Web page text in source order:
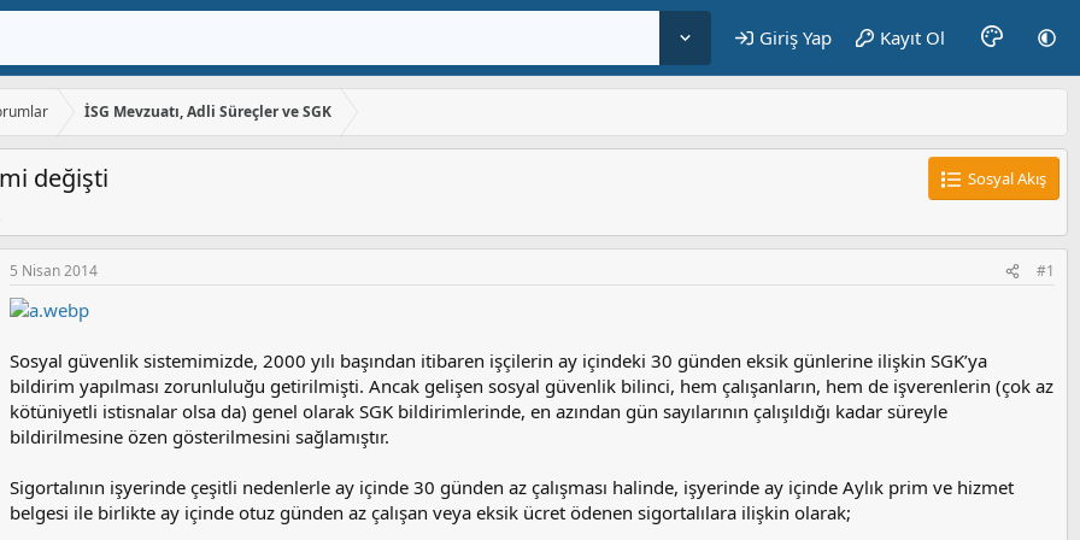
Giriş Yap Kayıt Ol
İSG Mevzuatı, Adli Süreçler ve SGK
değişti
Sosyal Akış
5 Nisan 2014 #1
Sosyal güvenlik sistemimizde, 2000 yılı başından itibaren işçilerin ay içindeki 30 günden eksik günlerine ilişkin SGK’ya
bildirim yapılması zorunluluğu getirilmişti. Ancak gelişen sosyal güvenlik bilinci, hem çalışanların, hem de işverenlerin (çok az
kötüniyetli istisnalar olsa da) genel olarak SGK bildirimlerinde, en azından gün sayılarının çalışıldığı kadar süreyle
bildirilmesine özen gösterilmesini sağlamıştır.
Sigortalının işyerinde çeşitli nedenlerle ay içinde 30 günden az çalışması halinde, işyerinde ay içinde Aylık prim ve hizmet
belgesi ile birlikte ay içinde otuz günden az çalışan veya eksik ücret ödenen sigortalılara ilişkin olarak;